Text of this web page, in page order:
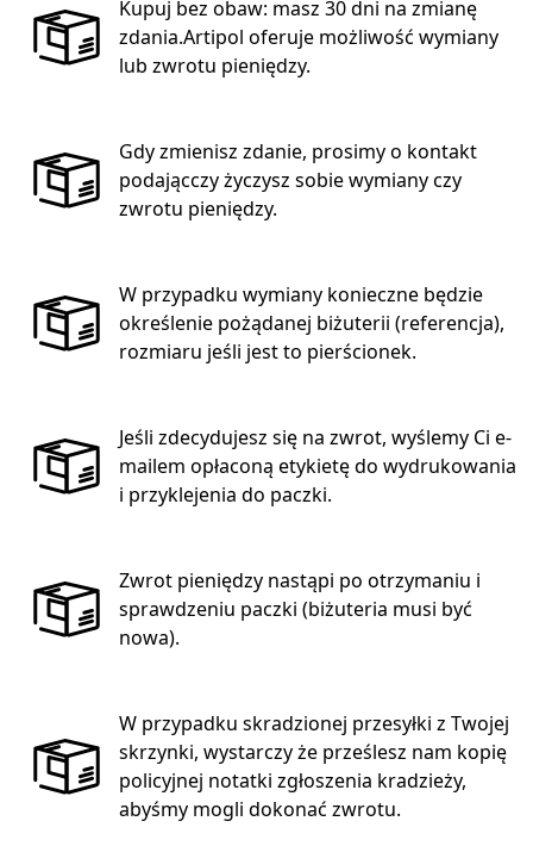
Kupuj bez obaw: masz 30 dni na zmianę
zdania.Artipol oferuje możliwość wymiany
lub zwrotu pieniędzy.
Gdy zmienisz zdanie, prosimy o kontakt
podającczy życzysz sobie wymiany czy
zwrotu pieniędzy.
W przypadku wymiany konieczne będzie
określenie pożądanej biżuterii (referencja),
rozmiaru jeśli jest to pierścionek.
Jeśli zdecydujesz się na zwrot, wyślemy Ci e-
mailem opłaconą etykietę do wydrukowania
i przyklejenia do paczki.
Zwrot pieniędzy nastąpi po otrzymaniu i
sprawdzeniu paczki (biżuteria musi być
nowa).
W przypadku skradzionej przesyłki z Twojej
skrzynki, wystarczy że prześlesz nam kopię
policyjnej notatki zgłoszenia kradzieży,
abyśmy mogli dokonać zwrotu.